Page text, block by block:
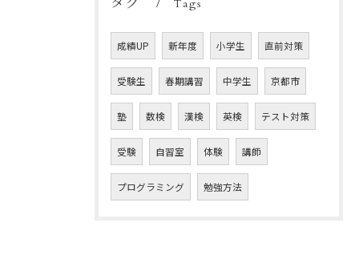
Tags
成績UP 新年度 小学生 直前対策
受験生 春期講習 中学生 京都市
塾 数検 漢検 英検 テスト対策
受験 自習室 体験 講師
プログラミング 勉強方法